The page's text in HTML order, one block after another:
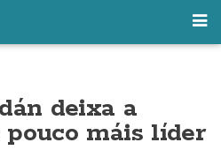
deixa a
máis líder